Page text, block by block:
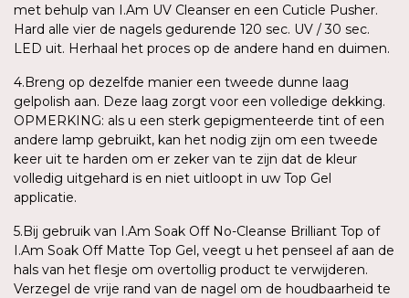
met behulp van I.Am UV Cleanser en een Cuticle Pusher.
Hard alle vier de nagels gedurende 120 sec. UV / 30 sec.
LED uit. Herhaal het proces op de andere hand en duimen.
4.Breng op dezelfde manier een tweede dunne laag
gelpolish aan. Deze laag zorgt voor een volledige dekking.
OPMERKING: als u een sterk gepigmenteerde tint of een
andere lamp gebruikt, kan het nodig zijn om een tweede
keer uit te harden om er zeker van te zijn dat de kleur
volledig uitgehard is en niet uitloopt in uw Top Gel
applicatie.
5.Bij gebruik van I.Am Soak Off No-Cleanse Brilliant Top of
I.Am Soak Off Matte Top Gel, veegt u het penseel af aan de
hals van het flesje om overtollig product te verwijderen.
Verzegel de vrije rand van de nagel om de houdbaarheid te